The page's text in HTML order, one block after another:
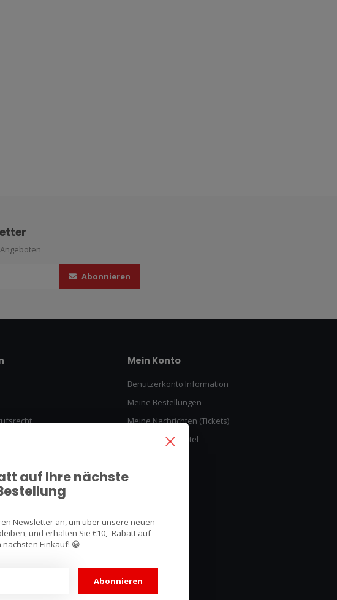
Abonnieren
Mein Konto
Benutzerkonto Information
Meine Bestellungen
Meine Nachrichten (Tickets)
Mein Wunschzettel
Alle Produkte
auf Ihre nächste
Newsletter an, um über unsere neuen
und erhalten Sie €10,- Rabatt auf
nächsten Einkauf! 😀
Abonnieren